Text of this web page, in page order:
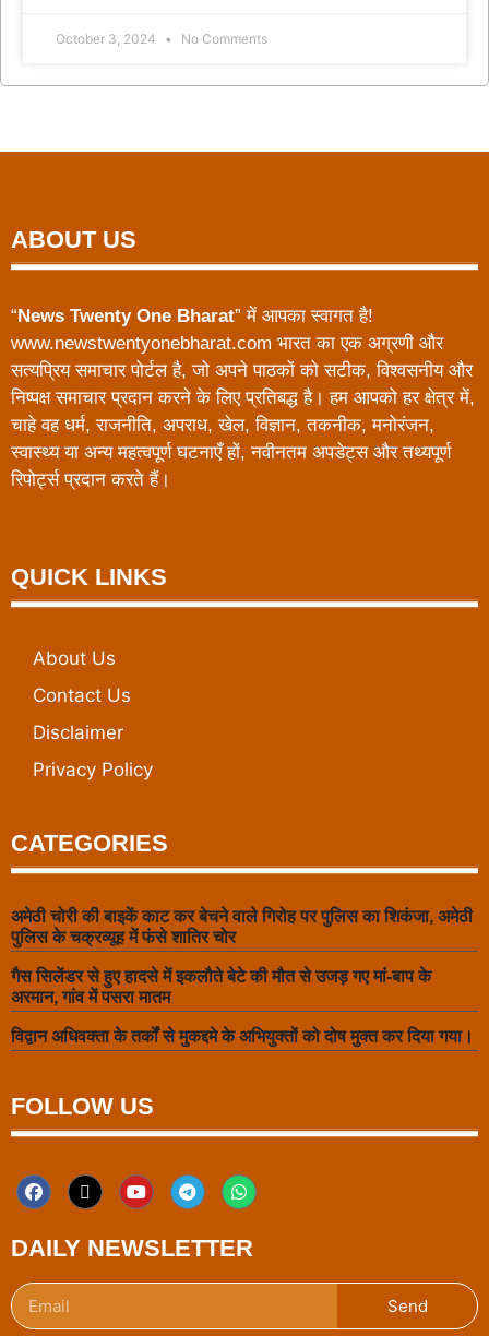
October 3, 2024 No Comments
ABOUT US
“News Twenty One Bharat” में आपका स्वागत है!
www.newstwentyonebharat.com भारत का एक अग्रणी और
सत्यप्रिय समाचार पोर्टल है, जो अपने पाठकों को सटीक, विश्वसनीय और
निष्पक्ष समाचार प्रदान करने के लिए प्रतिबद्ध है। हम आपको हर क्षेत्र में,
चाहे वह धर्म, राजनीति, अपराध, खेल, विज्ञान, तकनीक, मनोरंजन,
स्वास्थ्य या अन्य महत्वपूर्ण घटनाएँ हों, नवीनतम अपडेट्स और तथ्यपूर्ण
रिपोर्ट्स प्रदान करते हैं।
QUICK LINKS
About Us
Contact Us
Disclaimer
Privacy Policy
CATEGORIES
अमेठी चोरी की बाइकें काट कर बेचने वाले गिरोह पर पुलिस का शिकंजा, अमेठी
पुलिस के चक्रव्यूह में फंसे शातिर चोर
गैस सिलेंडर से हुए हादसे में इकलौते बेटे की मौत से उजड़ गए मां-बाप के
अरमान, गांव में पसरा मातम
विद्वान अधिवक्ता के तर्कों से मुकद्दमे के अभियुक्तों को दोष मुक्त कर दिया गया।
FOLLOW US
DAILY NEWSLETTER
Send